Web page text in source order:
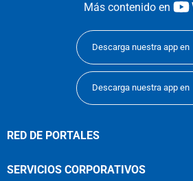
Más contenido en
Descarga nuestra app en
Descarga nuestra app en
RED DE PORTALES
SERVICIOS CORPORATIVOS